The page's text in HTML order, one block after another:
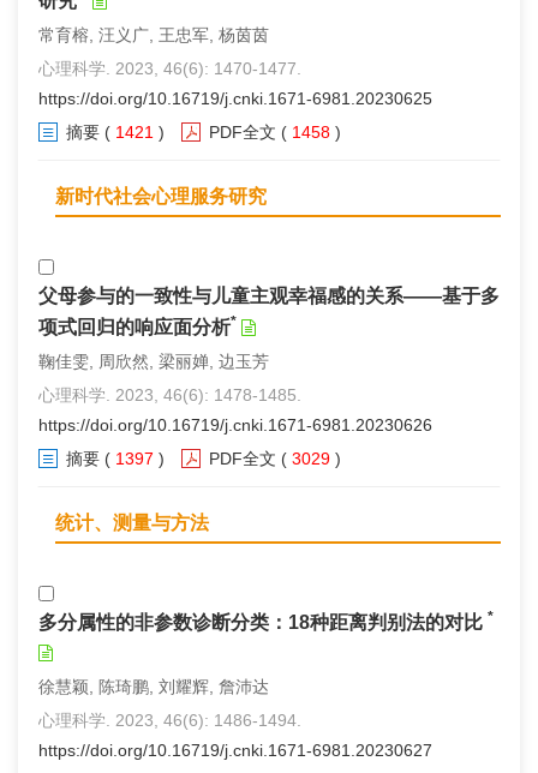
常育榕, 汪义广, 王忠军, 杨茵茵
心理科学. 2023, 46(6): 1470-1477.
https://doi.org/10.16719/j.cnki.1671-6981.20230625
摘要 ( 1421 ) PDF全文 ( 1458 )
新时代社会心理服务研究
父母参与的一致性与儿童主观幸福感的关系——基于多
项式回归的响应面分析*
鞠佳雯, 周欣然, 梁丽婵, 边玉芳
心理科学. 2023, 46(6): 1478-1485.
https://doi.org/10.16719/j.cnki.1671-6981.20230626
摘要 ( 1397 ) PDF全文 ( 3029 )
统计、测量与方法
多分属性的非参数诊断分类：18种距离判别法的对比 *
徐慧颖, 陈琦鹏, 刘耀辉, 詹沛达
心理科学. 2023, 46(6): 1486-1494.
https://doi.org/10.16719/j.cnki.1671-6981.20230627